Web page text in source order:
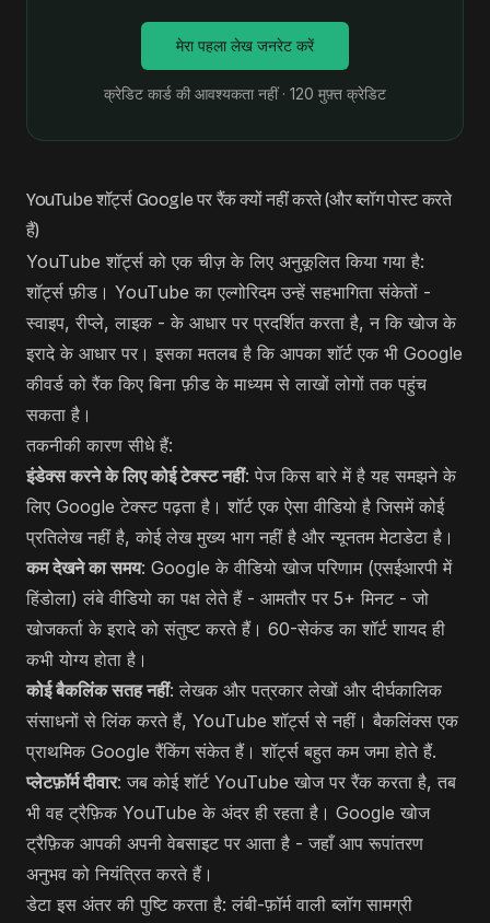
मेरा पहला लेख जनरेट करें
क्रेडिट कार्ड की आवश्यकता नहीं · 120 मुफ़्त क्रेडिट
YouTube शॉर्ट्स Google पर रैंक क्यों नहीं करते (और ब्लॉग पोस्ट करते
हैं)
YouTube शॉर्ट्स को एक चीज़ के लिए अनुकूलित किया गया है:
शॉर्ट्स फ़ीड। YouTube का एल्गोरिदम उन्हें सहभागिता संकेतों -
स्वाइप, रीप्ले, लाइक - के आधार पर प्रदर्शित करता है, न कि खोज के
इरादे के आधार पर। इसका मतलब है कि आपका शॉर्ट एक भी Google
कीवर्ड को रैंक किए बिना फ़ीड के माध्यम से लाखों लोगों तक पहुंच
सकता है।
तकनीकी कारण सीधे हैं:
इंडेक्स करने के लिए कोई टेक्स्ट नहीं: पेज किस बारे में है यह समझने के
लिए Google टेक्स्ट पढ़ता है। शॉर्ट एक ऐसा वीडियो है जिसमें कोई
प्रतिलेख नहीं है, कोई लेख मुख्य भाग नहीं है और न्यूनतम मेटाडेटा है।
कम देखने का समय: Google के वीडियो खोज परिणाम (एसईआरपी में
हिंडोला) लंबे वीडियो का पक्ष लेते हैं - आमतौर पर 5+ मिनट - जो
खोजकर्ता के इरादे को संतुष्ट करते हैं। 60-सेकंड का शॉर्ट शायद ही
कभी योग्य होता है।
कोई बैकलिंक सतह नहीं: लेखक और पत्रकार लेखों और दीर्घकालिक
संसाधनों से लिंक करते हैं, YouTube शॉर्ट्स से नहीं। बैकलिंक्स एक
प्राथमिक Google रैंकिंग संकेत हैं। शॉर्ट्स बहुत कम जमा होते हैं.
प्लेटफ़ॉर्म दीवार: जब कोई शॉर्ट YouTube खोज पर रैंक करता है, तब
भी वह ट्रैफ़िक YouTube के अंदर ही रहता है। Google खोज
ट्रैफ़िक आपकी अपनी वेबसाइट पर आता है - जहाँ आप रूपांतरण
अनुभव को नियंत्रित करते हैं।
डेटा इस अंतर की पुष्टि करता है: लंबी-फ़ॉर्म वाली ब्लॉग सामग्री